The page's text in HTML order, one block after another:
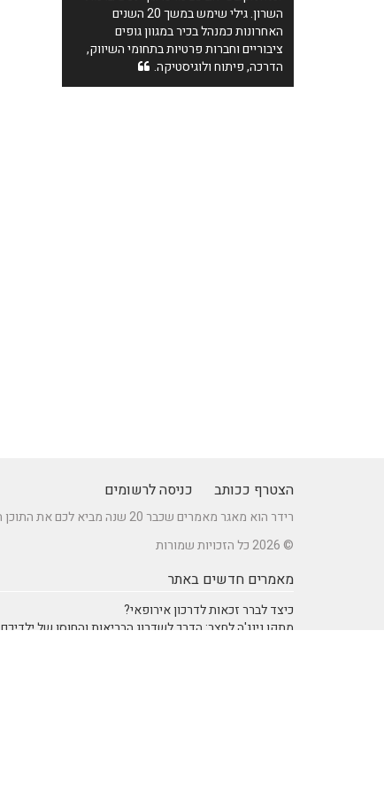
השרון. גילי שימש במשך 20 השנים
האחרונות כמנהל בכיר במגוון גופים
ציבוריים וחברות פרטיות בתחומי השיווק,
הדרכה, פיתוח ולוגיסטיקה.
הצטרף ככותב כניסה לרשומים
רידר הוא מאגר מאמרים שכבר 20 שנה מביא לכם את התוכן הטוב ביותר בישראל במגוון תחומים.
© 2026 כל הזכויות שמורות
מאמרים חדשים באתר
כיצד לברר זכאות לדרכון אירופאי?
מתקן נינג'ה לחצר: הדרך לשדרוג הבריאות והחוסן של ילדיכם